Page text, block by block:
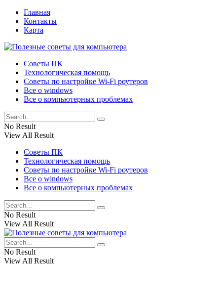
Главная
Контакты
Карта
Советы ПК
Технологическая помощь
Советы по настройке Wi-Fi роутеров
Все о windows
Все о компьютерных проблемах
No Result
View All Result
Советы ПК
Технологическая помощь
Советы по настройке Wi-Fi роутеров
Все о windows
Все о компьютерных проблемах
No Result
View All Result
No Result
View All Result